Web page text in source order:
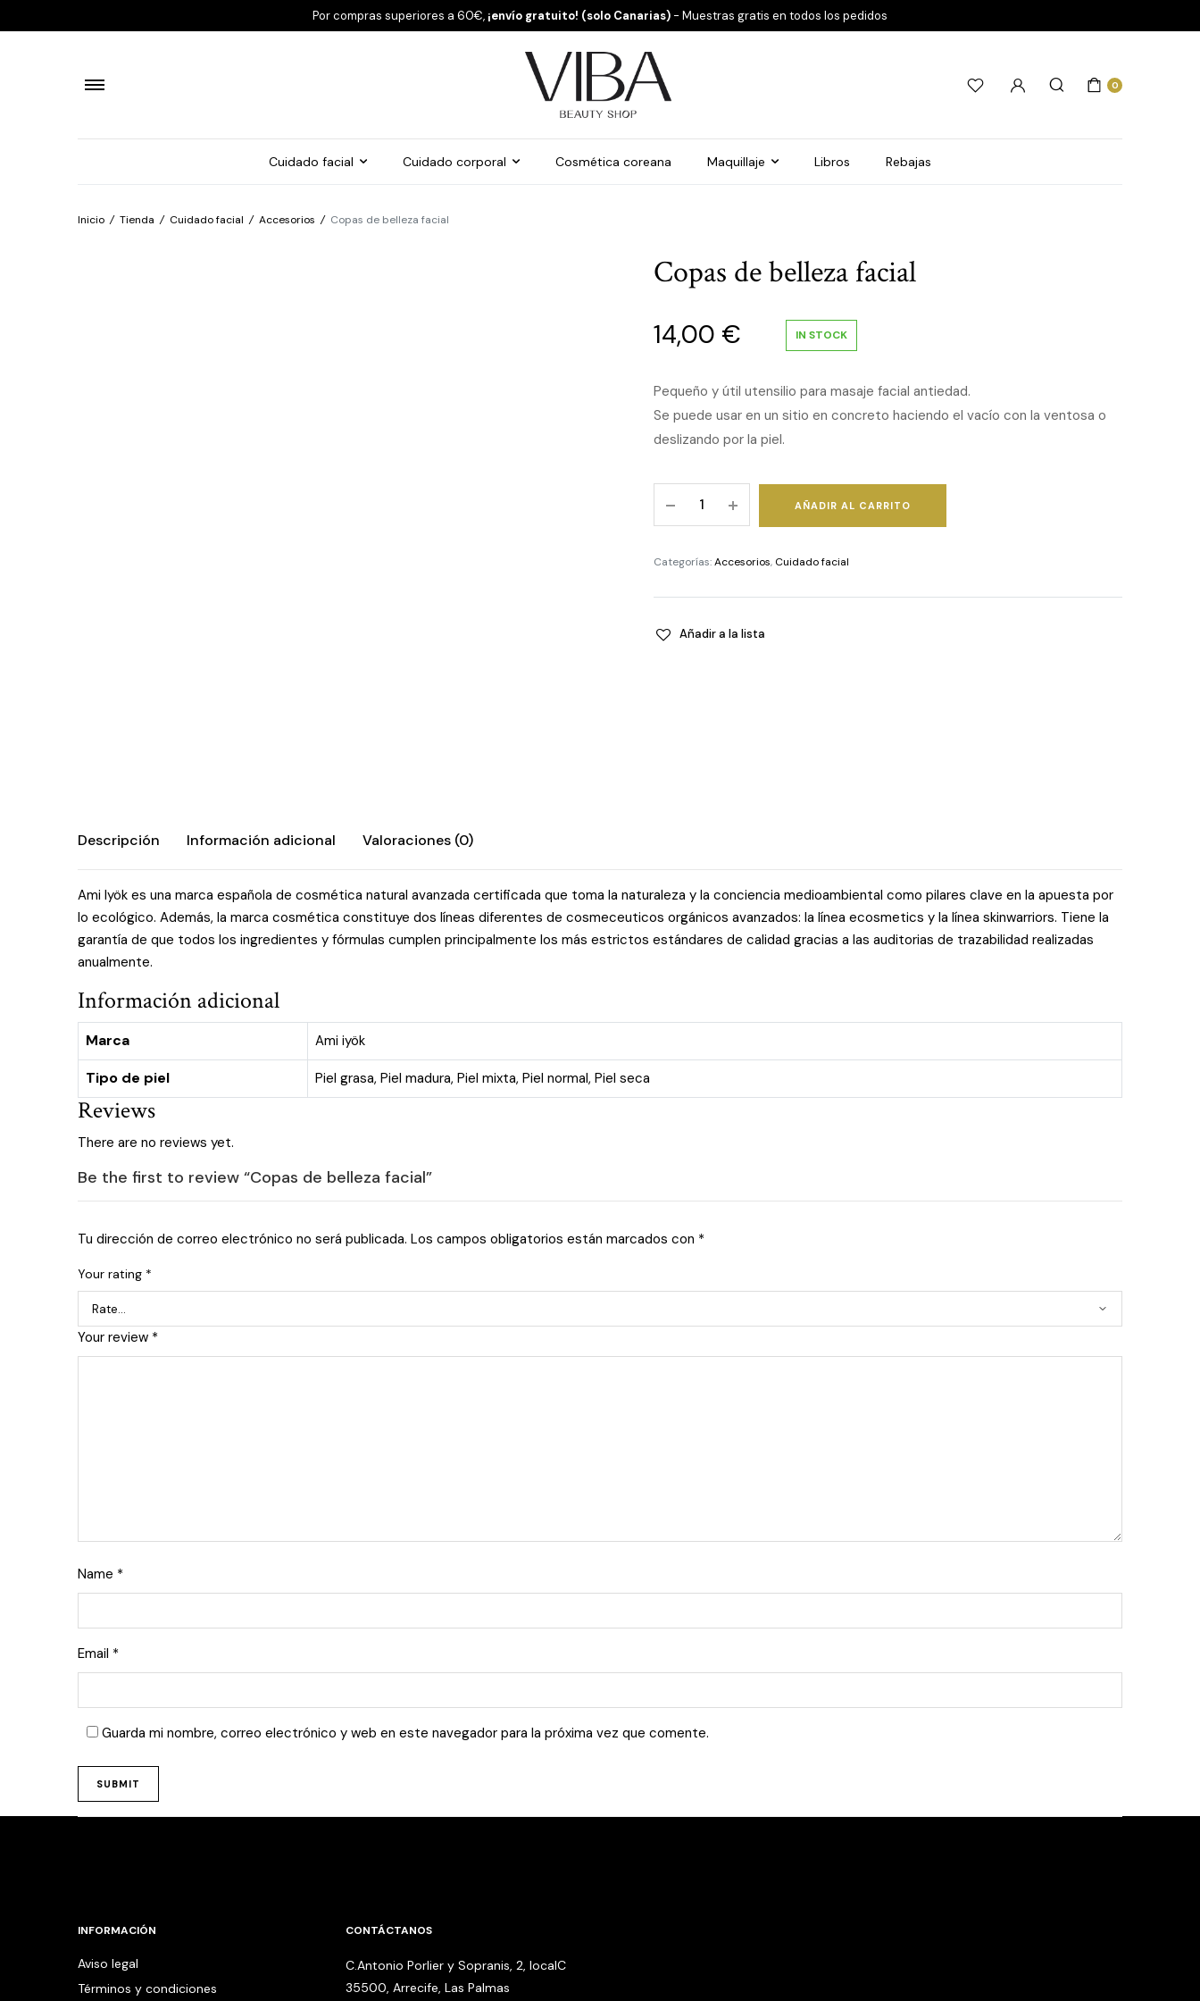
Por compras superiores a 60€, ¡envío gratuito! (solo Canarias) - Muestras gratis en todos los pedidos
0
Cuidado facial Cuidado corporal Cosmética coreana Maquillaje Libros Rebajas
Inicio / Tienda / Cuidado facial / Accesorios / Copas de belleza facial
Copas de belleza facial
14,00 € IN STOCK
Pequeño y útil utensilio para masaje facial antiedad.
Se puede usar en un sitio en concreto haciendo el vacío con la ventosa o
deslizando por la piel.
facial
AÑADIR AL CARRITO
Categorías:Accesorios, Cuidado facial
Añadir a la lista
Descripción Información adicional Valoraciones (0)
Ami Iyök es una marca española de cosmética natural avanzada certificada que toma la naturaleza y la conciencia medioambiental como pilares clave en la apuesta por
lo ecológico. Además, la marca cosmética constituye dos líneas diferentes de cosmeceuticos orgánicos avanzados: la línea ecosmetics y la línea skinwarriors. Tiene la
garantía de que todos los ingredientes y fórmulas cumplen principalmente los más estrictos estándares de calidad gracias a las auditorias de trazabilidad realizadas
anualmente.
Información adicional
Marca Ami iyök
Tipo de piel Piel grasa, Piel madura, Piel mixta, Piel normal, Piel seca
Reviews
There are no reviews yet.
Be the first to review “Copas de belleza facial”
Tu dirección de correo electrónico no será publicada. Los campos obligatorios están marcados con *
Your rating *
Your review *
Name *
Email *
Guarda mi nombre, correo electrónico y web en este navegador para la próxima vez que comente.
INFORMACIÓN
Aviso legal
Términos y condiciones
CONTÁCTANOS
C.Antonio Porlier y Sopranis, 2, localC
35500, Arrecife, Las Palmas